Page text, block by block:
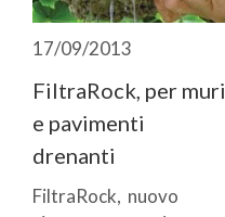
17/09/2013
FiltraRock, per muri
e pavimenti
drenanti
FiltraRock, nuovo